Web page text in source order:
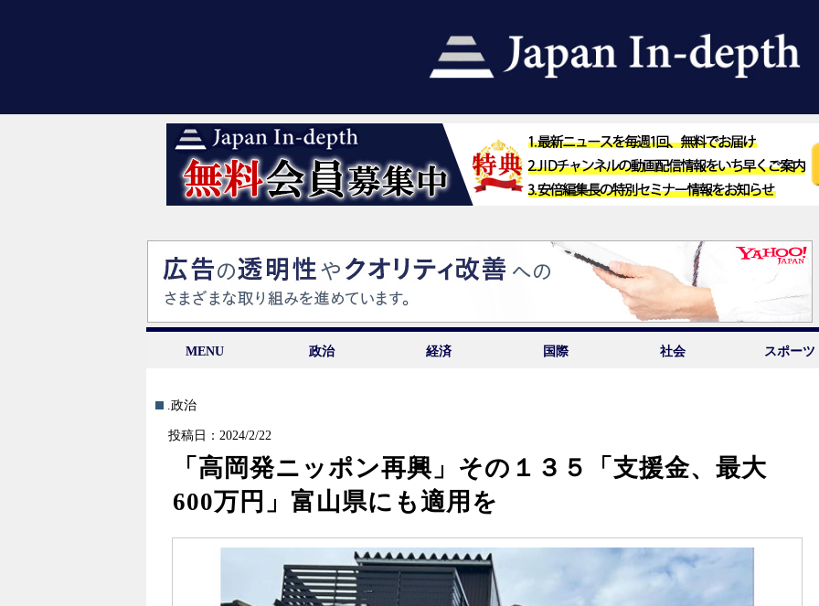
MENU 政治 経済 国際 社会 スポーツ
.政治
投稿日：2024/2/22
「高岡発ニッポン再興」その１３５「支援金、最大
600万円」富山県にも適用を